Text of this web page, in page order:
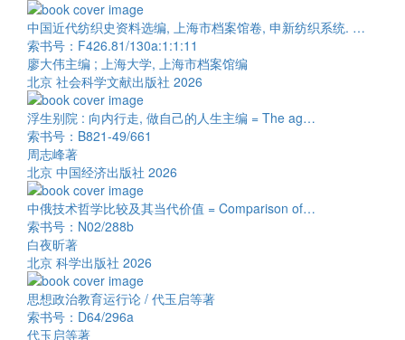
中国近代纺织史资料选编, 上海市档案馆卷, 申新纺织系统. …
索书号：F426.81/130a:1:1:11
廖大伟主编 ; 上海大学, 上海市档案馆编
北京 社会科学文献出版社 2026
浮生别院 : 向内行走, 做自己的人生主编 = The ag…
索书号：B821-49/661
周志峰著
北京 中国经济出版社 2026
中俄技术哲学比较及其当代价值 = Comparison of…
索书号：N02/288b
白夜昕著
北京 科学出版社 2026
思想政治教育运行论 / 代玉启等著
索书号：D64/296a
代玉启等著